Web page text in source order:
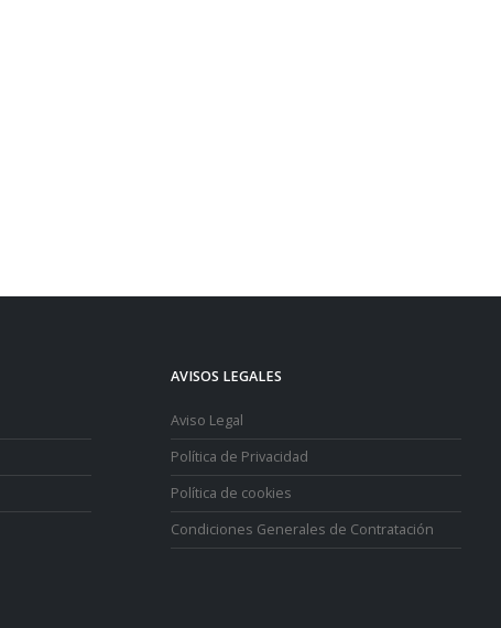
AVISOS LEGALES
Aviso Legal
Política de Privacidad
Política de cookies
Condiciones Generales de Contratación